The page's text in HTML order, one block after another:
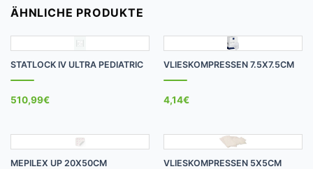
ÄHNLICHE PRODUKTE
STATLOCK IV ULTRA PEDIATRIC
510,99€
VLIESKOMPRESSEN 7.5X7.5CM
4,14€
MEPILEX UP 20X50CM VLIESKOMPRESSEN 5X5CM